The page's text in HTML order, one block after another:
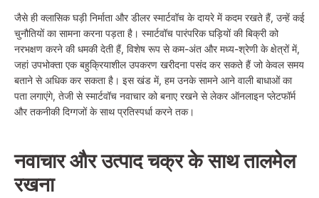
जैसे ही क्लासिक घड़ी निर्माता और डीलर स्मार्टवॉच के दायरे में कदम रखते हैं, उन्हें कई
चुनौतियों का सामना करना पड़ता है। स्मार्टवॉच पारंपरिक घड़ियों की बिक्री को
नरभक्षण करने की धमकी देती हैं, विशेष रूप से कम-अंत और मध्य-श्रेणी के क्षेत्रों में,
जहां उपभोक्ता एक बहुक्रियाशील उपकरण खरीदना पसंद कर सकते हैं जो केवल समय
बताने से अधिक कर सकता है। इस खंड में, हम उनके सामने आने वाली बाधाओं का
पता लगाएंगे, तेजी से स्मार्टवॉच नवाचार को बनाए रखने से लेकर ऑनलाइन प्लेटफॉर्म
और तकनीकी दिग्गजों के साथ प्रतिस्पर्धा करने तक।
नवाचार और उत्पाद चक्र के साथ तालमेल
रखना